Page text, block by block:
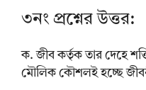
৩নং প্রশ্নের উত্তর:
ক. জীব কর্তৃক তার দেহে
মৌলিক কৌশলই হচ্ছে